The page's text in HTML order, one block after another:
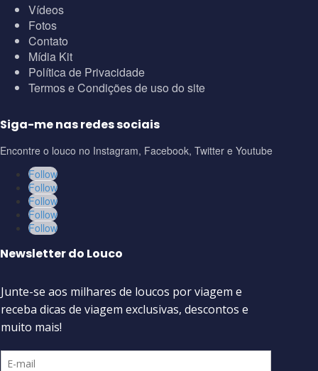
Vídeos
Fotos
Contato
Mídia Kit
Política de Privacidade
Termos e Condições de uso do site
Siga-me nas redes sociais
Encontre o louco no Instagram, Facebook, Twitter e Youtube
Follow
Follow
Follow
Follow
Follow
Newsletter do Louco